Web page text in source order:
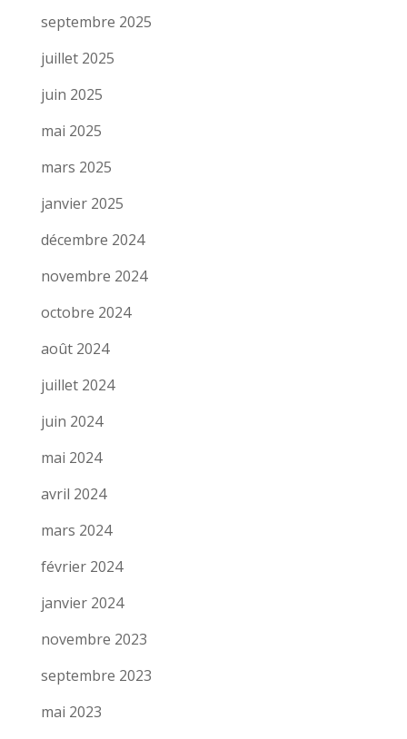
septembre 2025
juillet 2025
juin 2025
mai 2025
mars 2025
janvier 2025
décembre 2024
novembre 2024
octobre 2024
août 2024
juillet 2024
juin 2024
mai 2024
avril 2024
mars 2024
février 2024
janvier 2024
novembre 2023
septembre 2023
mai 2023